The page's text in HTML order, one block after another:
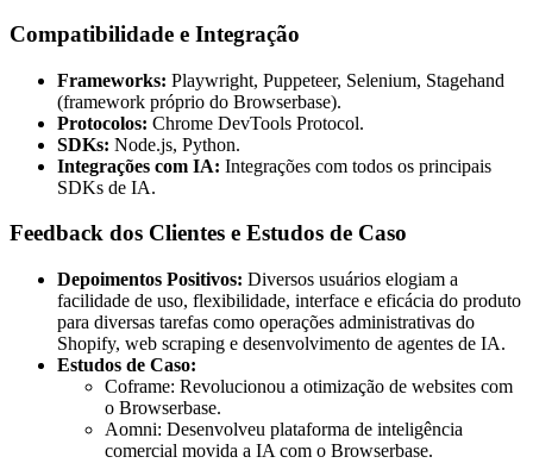
Compatibilidade e Integração
Frameworks: Playwright, Puppeteer, Selenium, Stagehand
(framework próprio do Browserbase).
Protocolos: Chrome DevTools Protocol.
SDKs: Node.js, Python.
Integrações com IA: Integrações com todos os principais
SDKs de IA.
Feedback dos Clientes e Estudos de Caso
Depoimentos Positivos: Diversos usuários elogiam a
facilidade de uso, flexibilidade, interface e eficácia do produto
para diversas tarefas como operações administrativas do
Shopify, web scraping e desenvolvimento de agentes de IA.
Estudos de Caso:
Coframe: Revolucionou a otimização de websites com
o Browserbase.
Aomni: Desenvolveu plataforma de inteligência
comercial movida a IA com o Browserbase.